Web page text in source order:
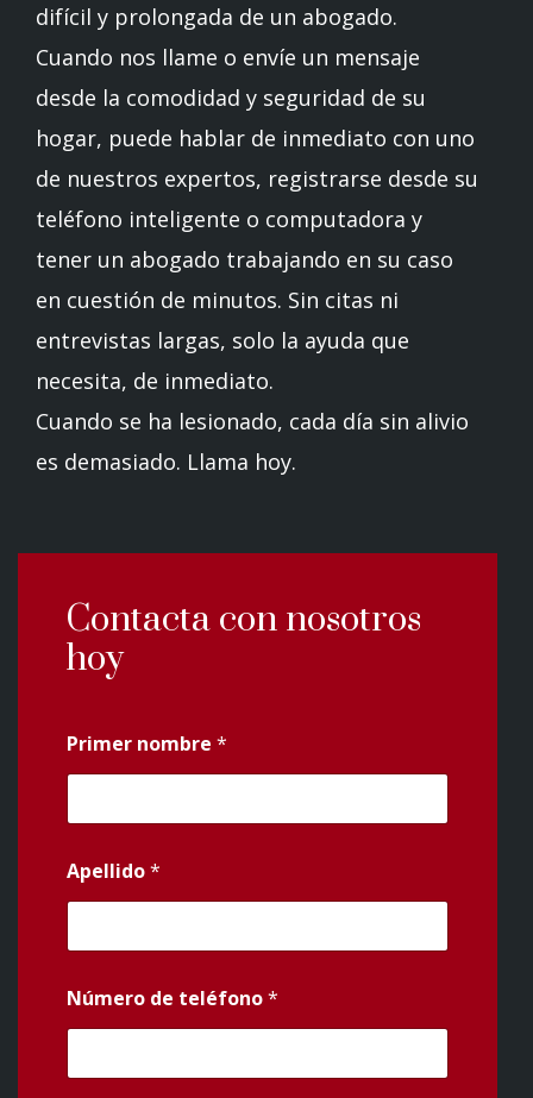
difícil y prolongada de un abogado.
Cuando nos llame o envíe un mensaje
desde la comodidad y seguridad de su
hogar, puede hablar de inmediato con uno
de nuestros expertos, registrarse desde su
teléfono inteligente o computadora y
tener un abogado trabajando en su caso
en cuestión de minutos. Sin citas ni
entrevistas largas, solo la ayuda que
necesita, de inmediato.
Cuando se ha lesionado, cada día sin alivio
es demasiado. Llama hoy.
Contacta con nosotros
hoy
Primer nombre *
Apellido*
Número de teléfono*